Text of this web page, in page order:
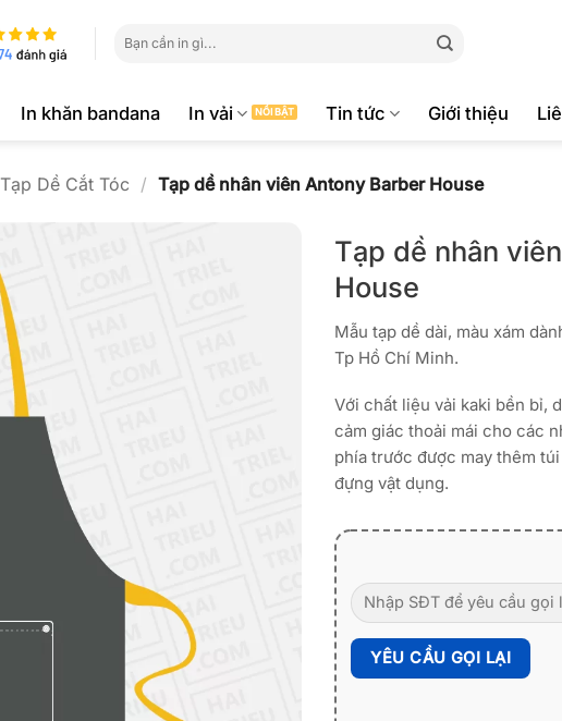
kiếm:
In khăn bandana In vải Tin tức Giới thiệu
Tạp Dề Cắt Tóc / Tạp dề nhân viên Antony Barber House
Tạp dề nhân
House
Mẫu tạp dề dài, màu xám
Tp Hồ Chí Minh.
Với chất liệu vải kaki bền bỉ,
cảm giác thoải mái cho các
phía trước được may thêm
đựng vật dụng.